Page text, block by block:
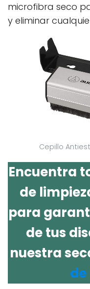
microfibra seco
y eliminar
Cepillo
Encuentra
de
para
de tus
nuestra